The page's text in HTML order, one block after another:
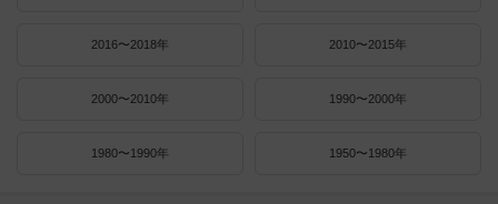
2016〜2018年 2010〜2015年
2000〜2010年 1990〜2000年
1980〜1990年 1950〜1980年